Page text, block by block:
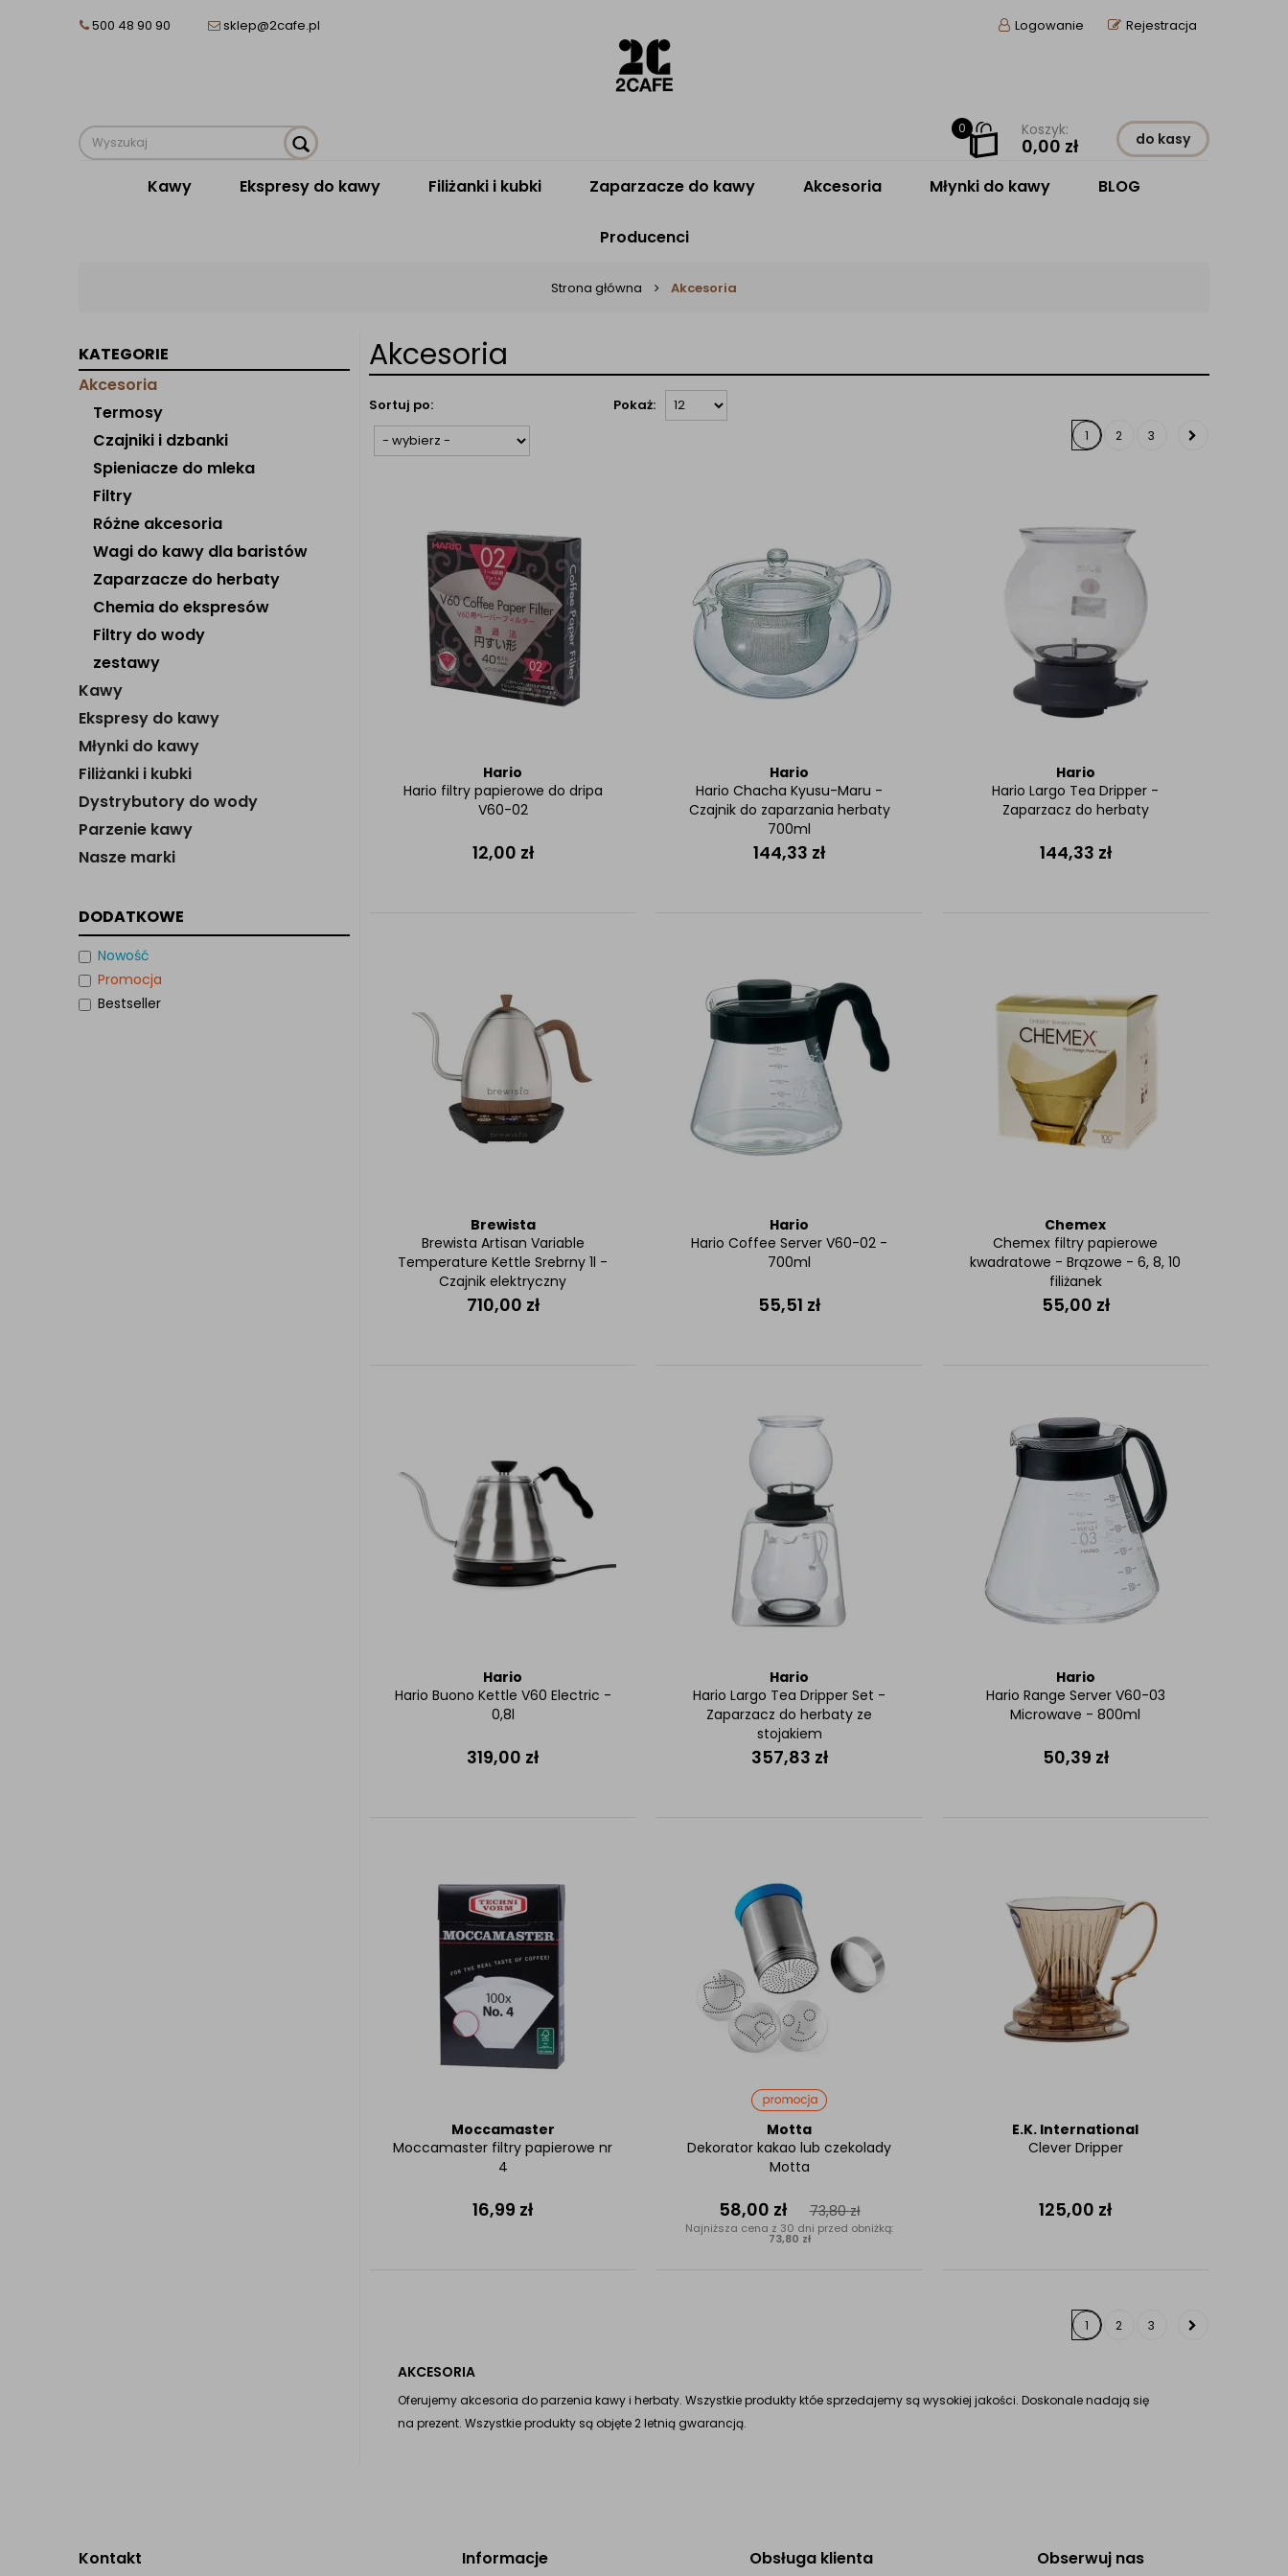
500 48 90 90 sklep@2cafe.pl Logowanie Rejestracja
0 Koszyk:
0,00 zł do kasy
Kawy Ekspresy do kawy Filiżanki i kubki Zaparzacze do kawy Akcesoria Młynki do kawy BLOG
Producenci
Strona główna Akcesoria
KATEGORIE
Akcesoria
Termosy
Czajniki i dzbanki
Spieniacze do mleka
Filtry
Różne akcesoria
Wagi do kawy dla baristów
Zaparzacze do herbaty
Chemia do ekspresów
Filtry do wody
zestawy
Kawy
Ekspresy do kawy
Młynki do kawy
Filiżanki i kubki
Dystrybutory do wody
Parzenie kawy
Nasze marki
DODATKOWE
Nowość
Promocja
Bestseller
Akcesoria
Sortuj po: Pokaż:
1 2 3
Hario
Hario filtry papierowe do dripa
V60-02
12,00 zł
Hario
Hario Chacha Kyusu-Maru -
Czajnik do zaparzania herbaty
700ml
144,33 zł
Hario
Hario Largo Tea Dripper -
Zaparzacz do herbaty
144,33 zł
Brewista
Brewista Artisan Variable
Temperature Kettle Srebrny 1l -
Czajnik elektryczny
710,00 zł
Hario
Hario Coffee Server V60-02 -
700ml
55,51 zł
Chemex
Chemex filtry papierowe
kwadratowe - Brązowe - 6, 8, 10
filiżanek
55,00 zł
Hario
Hario Buono Kettle V60 Electric -
0,8l
319,00 zł
Hario
Hario Largo Tea Dripper Set -
Zaparzacz do herbaty ze
stojakiem
357,83 zł
Hario
Hario Range Server V60-03
Microwave - 800ml
50,39 zł
Moccamaster
Moccamaster filtry papierowe nr
4
16,99 zł
Motta
Dekorator kakao lub czekolady
Motta
58,00 zł 73,80zł
Najniższa cena z 30 dni przed obniżką:
73,80 zł
E.K. International
Clever Dripper
125,00 zł
1 2 3
AKCESORIA
Oferujemy akcesoria do parzenia kawy i herbaty. Wszystkie produkty któe sprzedajemy są wysokiej jakości. Doskonale nadają się
na prezent. Wszystkie produkty są objęte 2 letnią gwarancją.
Kontakt Obserwuj nas
Informacje Obsługa klienta